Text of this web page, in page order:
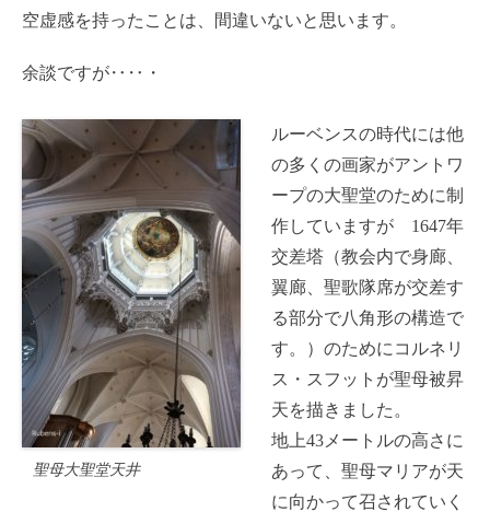
空虚感を持ったことは、間違いないと思います。
余談ですが‥‥・
聖母大聖堂天井
ルーベンスの時代には他
の多くの画家がアントワ
ープの大聖堂のために制
作していますが 1647年
交差塔（教会内で身廊、
翼廊、聖歌隊席が交差す
る部分で八角形の構造で
す。）のためにコルネリ
ス・スフットが聖母被昇
天を描きました。
地上43メートルの高さに
あって、聖母マリアが天
に向かって召されていく